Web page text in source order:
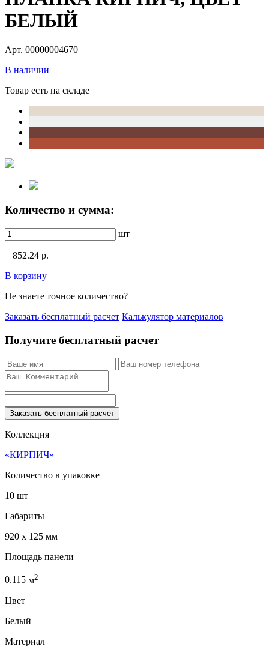
БЕЛЫЙ
Арт. 00000004670
В наличии
Товар есть на складе
Количество и сумма:
шт
= 852.24 р.
В корзину
Не знаете точное количество?
Заказать бесплатный расчет Калькулятор материалов
Получите бесплатный расчет
Заказать бесплатный расчет
Коллекция
«КИРПИЧ»
Количество в упаковке
10 шт
Габариты
920 x 125 мм
Площадь панели
0.115 м2
Цвет
Белый
Материал